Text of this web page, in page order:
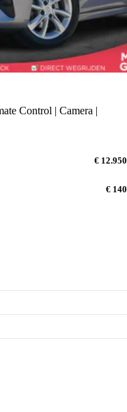
Control | Camera |
€ 12.950
€ 140